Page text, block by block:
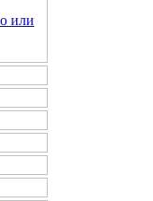
или